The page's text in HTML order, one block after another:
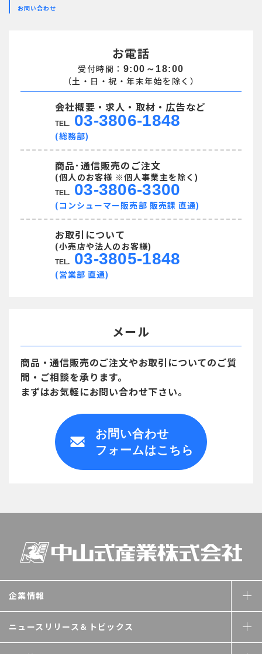
お問い合わせ
お電話
受付時間： 9:00～18:00
（土・日・祝・年末年始を除く）
会社概要・求人・取材・広告など
TEL. 03-3806-1848
(総務部)
商品･通信販売のご注文
(個人のお客様 ※個人事業主を除く)
TEL. 03-3806-3300
(コンシューマー販売部 販売課 直通)
お取引について
(小売店や法人のお客様)
TEL. 03-3805-1848
(営業部 直通)
メール
商品・通信販売のご注文やお取引についてのご質
問・ご相談を承ります。
まずはお気軽にお問い合わせ下さい。
お問い合わせ
フォームはこちら
企業情報
ニュースリリース＆ トピックス